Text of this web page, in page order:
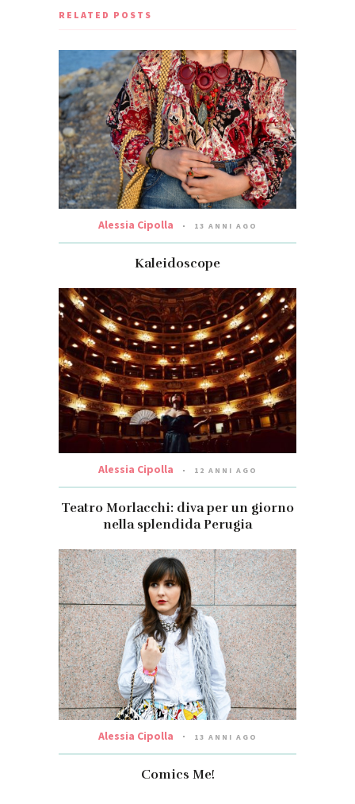
RELATED POSTS
Alessia Cipolla 13 ANNI AGO
Kaleidoscope
Alessia Cipolla 12 ANNI AGO
Teatro Morlacchi: diva per un giorno
nella splendida Perugia
Alessia Cipolla 13 ANNI AGO
Comics Me!